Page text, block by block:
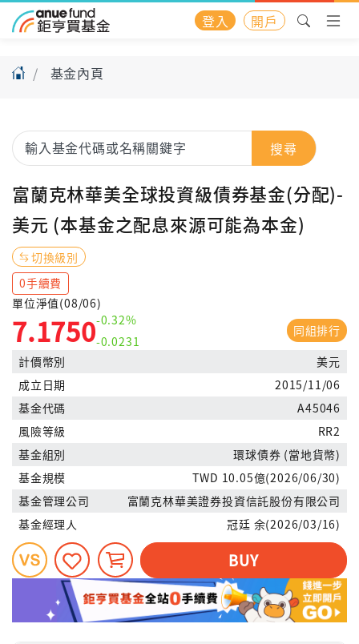
登入 開戶
基金內頁
搜尋
富蘭克林華美全球投資級債券基金(分配)-
美元 (本基金之配息來源可能為本金)
切換級別
0手續費
單位淨值(08/06)
7.1750-0.32%
-0.0231
同組排行
計價幣別
美元
成立日期
2015/11/06
基金代碼
A45046
風險等級
RR2
基金組別
環球債券 (當地貨幣)
基金規模
TWD 10.05億(2026/06/30)
基金管理公司
富蘭克林華美證券投資信託股份有限公司
基金經理人
冠廷 余(2026/03/16)
BUY